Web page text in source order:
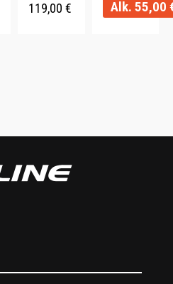
cm.
119,00 €
Pehmeä.
Alk. 55,00